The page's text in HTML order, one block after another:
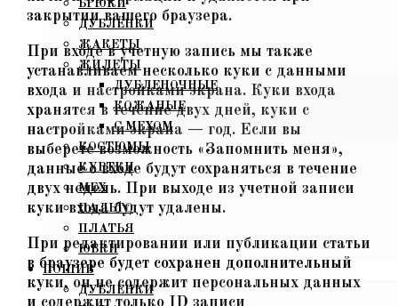
БРЮКИ
ДУБЛЁНКИ
ЖАКЕТЫ
ЖИЛЕТЫ
ДУБЛЕНОЧНЫЕ
КОЖАНЫЕ
С МЕХОМ
КОСТЮМЫ
КУРТКИ
МЕХ
ПАЛЬТО
ПЛАТЬЯ
ЮБКИ
ПОШИВ
ДУБЛЕНКИ
закрытии вашего браузера.
При входе в учетную запись мы также
устанавливаем несколько куки с данными
входа и настройками экрана. Куки входа
хранятся в течение двух дней, куки с
настройками экрана — год. Если вы
выберете возможность «Запомнить меня»,
данные о входе будут сохраняться в течение
двух недель. При выходе из учетной записи
куки входа будут удалены.
При редактировании или публикации статьи
в браузере будет сохранен дополнительный
куки, он не содержит персональных данных
и содержит только ID записи